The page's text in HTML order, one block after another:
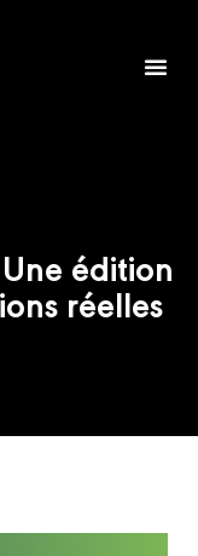
édition
réelles